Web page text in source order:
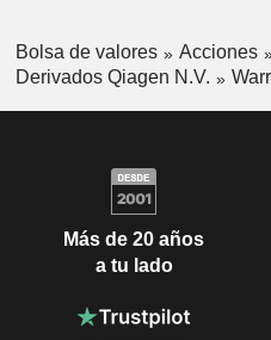
Bolsa de valores Acciones
Derivados Qiagen N.V.
Más de 20 años
a tu lado